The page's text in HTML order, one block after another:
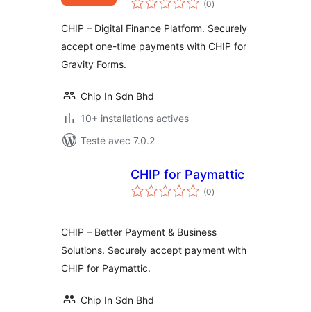
(0en
)
CHIP – Digital Finance Platform. Securely
accept one-time payments with CHIP for
Gravity Forms.
Chip In Sdn Bhd
10+ installations actives
Testé avec 7.0.2
CHIP for Paymattic
(0notes
en
)
CHIP – Better Payment & Business
Solutions. Securely accept payment with
CHIP for Paymattic.
Chip In Sdn Bhd